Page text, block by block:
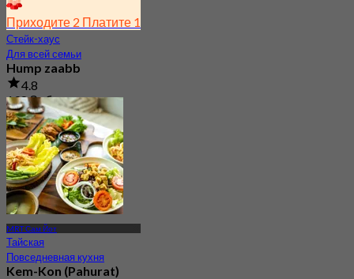
Приходите 2 Платите 1
Стейк-хаус
Для всей семьи
Hump zaabb
4.8
198 Забронировано
От฿ 495
MRT Сам Йот
Тайская
Повседневная кухня
Kem-Kon (Pahurat)